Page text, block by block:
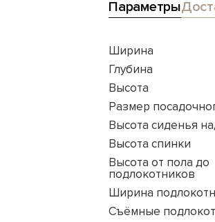
Параметры
Ширина
Глубина
Высота
Размер
Высота сиденья
Высота спинки
Высота от пола до
подлокотников
Ширина
Съёмные